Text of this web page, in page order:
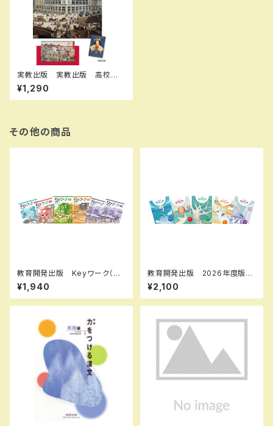
実教出版 実教出版 高校教
科書 詳述歴史総合 新訂
版 ［教番：歴総007-901］
新品 ISBN：97844072068
¥1,290
その他の商品
教育開発出版 Keyワーク（キ
ーワーク） 理科 中1～3（ご
選択ください） 2026年度版
新品完全セット
¥1,940
教育開発出版 2026年度版
マイクリア数学 中1～3 各学
年（選択ください） 問題集本体
と別冊解答つき 新品完全セッ
¥2,100